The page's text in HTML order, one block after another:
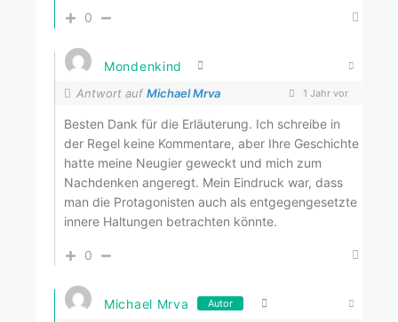
0
Mondenkind
Antwort aufMichael Mrva 1 Jahr vor
Besten Dank für die Erläuterung. Ich schreibe in
der Regel keine Kommentare, aber Ihre Geschichte
hatte meine Neugier geweckt und mich zum
Nachdenken angeregt. Mein Eindruck war, dass
man die Protagonisten auch als entgegengesetzte
innere Haltungen betrachten könnte.
0
Michael Mrva Autor